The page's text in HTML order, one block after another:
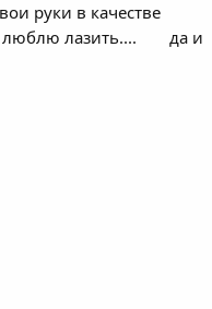
руки в качестве
лазить....
да и